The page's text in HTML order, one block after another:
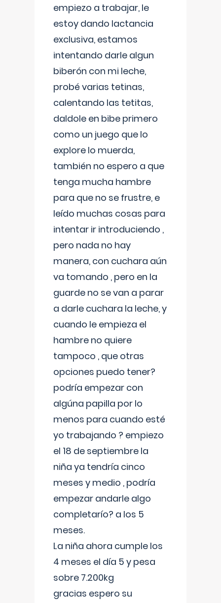
empiezo a trabajar, le
estoy dando lactancia
exclusiva, estamos
intentando darle algun
biberón con mi leche,
probé varias tetinas,
calentando las tetitas,
daldole en bibe primero
como un juego que lo
explore lo muerda,
también no espero a que
tenga mucha hambre
para que no se frustre, e
leído muchas cosas para
intentar ir introduciendo ,
pero nada no hay
manera, con cuchara aún
va tomando , pero en la
guarde no se van a parar
a darle cuchara la leche, y
cuando le empieza el
hambre no quiere
tampoco , que otras
opciones puedo tener?
podría empezar con
algúna papilla por lo
menos para cuando esté
yo trabajando ? empiezo
el 18 de septiembre la
niña ya tendría cinco
meses y medio , podría
empezar andarle algo
completarío? a los 5
meses.
La niña ahora cumple los
4 meses el día 5 y pesa
sobre 7.200kg
gracias espero su